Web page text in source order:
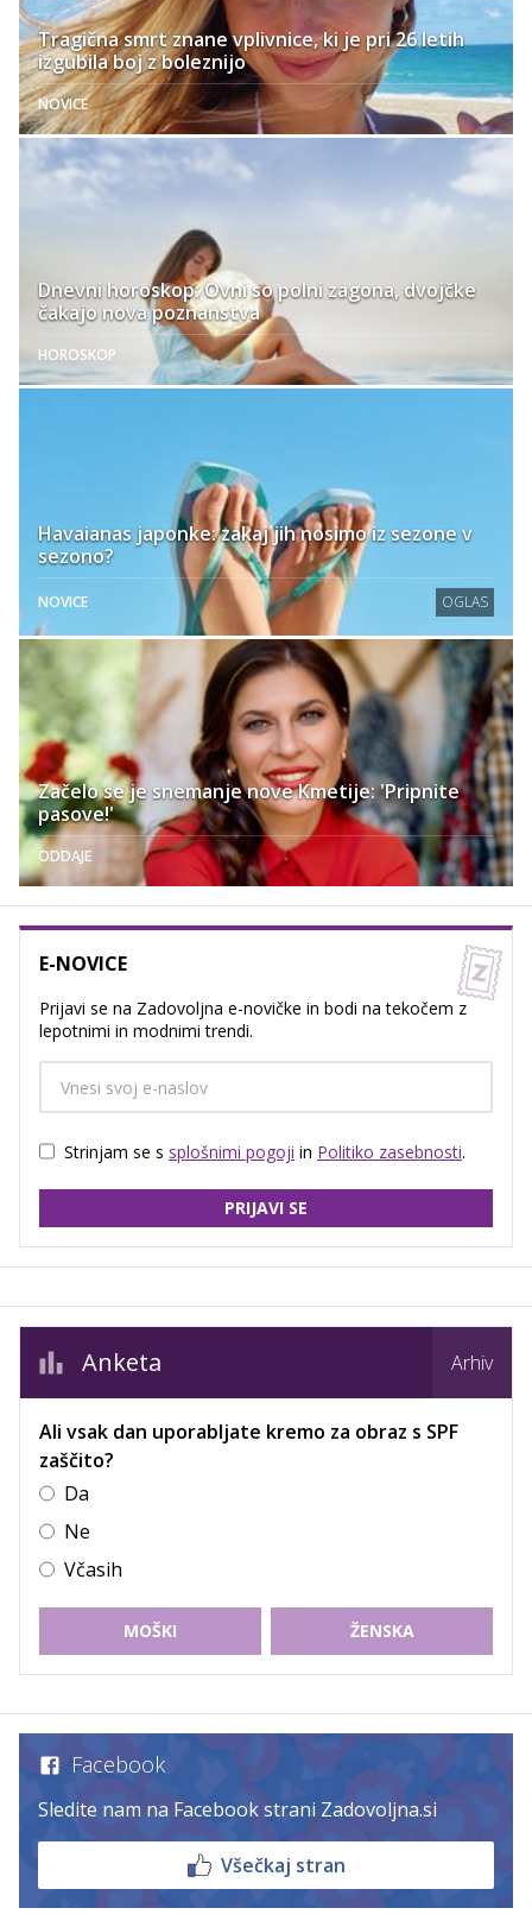
Tragična smrt znane vplivnice, ki je pri 26 letih
izgubila boj z boleznijo
NOVICE
Dnevni horoskop: Ovni so polni zagona, dvojčke
čakajo nova poznanstva
HOROSKOP
Havaianas japonke: zakaj jih nosimo iz sezone v
sezono?
NOVICE OGLAS
Začelo se je snemanje nove Kmetije: 'Pripnite
pasove!'
ODDAJE
E-NOVICE
Prijavi se na Zadovoljna e-novičke in bodi na tekočem z
lepotnimi in modnimi trendi.
Strinjam se s splošnimi pogoji in Politiko zasebnosti.
PRIJAVI SE
Anketa Arhiv
Ali vsak dan uporabljate kremo za obraz s SPF
zaščito?
Da
Ne
Včasih
MOŠKI ŽENSKA
Facebook
Sledite nam na Facebook strani Zadovoljna.si
Všečkaj stran